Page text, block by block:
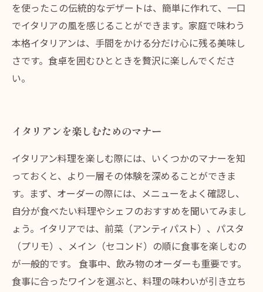
を使ったこの伝統的なデザートは、簡単に作れて、一口
でイタリアの風を感じることができます。家庭で味わう
本格イタリアンは、手間をかける分だけ心に残る美味し
さです。食卓を囲むひとときを贅沢に楽しんでくださ
い。
イタリアンを楽しむためのマナー
イタリアン料理を楽しむ際には、いくつかのマナーを知
っておくと、より一層その体験を深めることができま
す。まず、オーダーの際には、メニューをよく確認し、
自分が食べたい料理やシェフのおすすめを聞いてみまし
ょう。イタリアでは、前菜（アンティパスト）、パスタ
（プリモ）、メイン（セコンド）の順に食事を楽しむの
が一般的です。 食事中、飲み物のオーダーも重要です。
食事に合ったワインを選ぶと、料理の味わいが引き立ち